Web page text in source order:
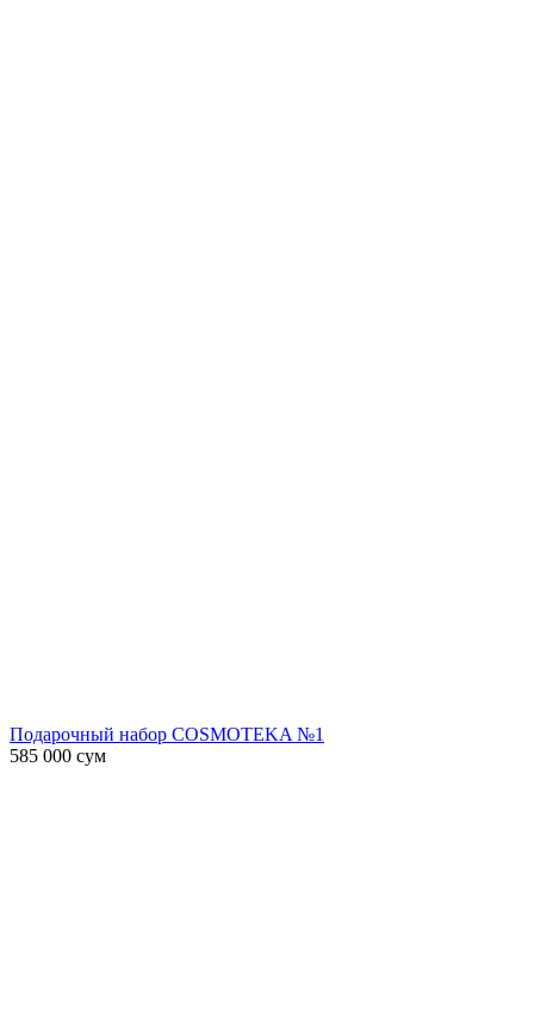
Подарочный набор COSMOTEKA №1
585 000 сум